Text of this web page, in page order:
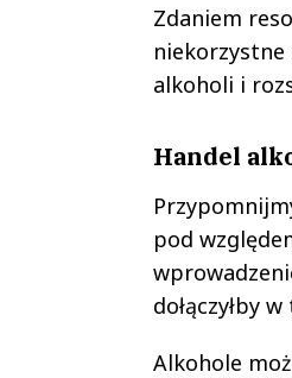
Zdaniem
niekorzystne
alkoholi i
Handel
pod
dołączyłby
Alkohole